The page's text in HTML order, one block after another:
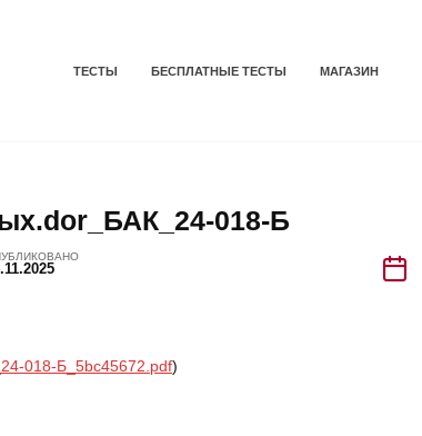
ТЕСТЫ БЕСПЛАТНЫЕ ТЕСТЫ МАГАЗИН
018-Б
018-Б_5bc45672.pdf)